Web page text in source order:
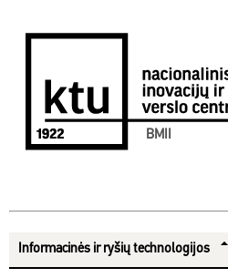
BMII
Informacinės ir ryšių technologijos